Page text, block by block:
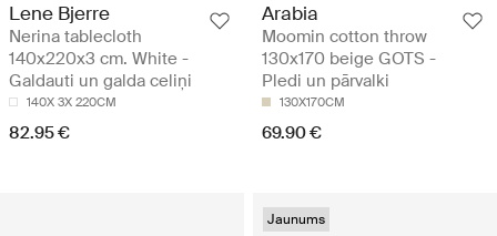
Lene Bjerre
Nerina tablecloth
140x220x3 cm. White -
Galdauti un galda celiņi
140X 3X 220CM
82.95 €
Arabia
Moomin cotton throw
130x170 beige GOTS -
Pledi un pārvalki
130X170CM
69.90 €
Jaunums